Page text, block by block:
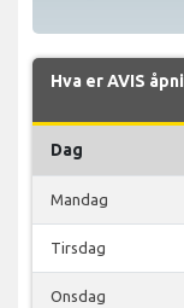
Hva er AVIS
Dag
Mandag
Tirsdag
Onsdag